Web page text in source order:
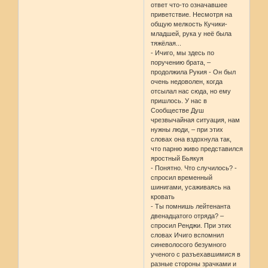
ответ что-то означавшее
приветствие. Несмотря на
общую мелкость Кучики-
младшей, рука у неё была
тяжёлая...
- Ичиго, мы здесь по
поручению брата, –
продолжила Рукия - Он был
очень недоволен, когда
отсылал нас сюда, но ему
пришлось. У нас в
Сообществе Душ
чрезвычайная ситуация, нам
нужны люди, – при этих
словах она вздохнула так,
что парню живо представился
яростный Бьякуя
- Понятно. Что случилось? -
спросил временный
шинигами, усаживаясь на
кровать
- Ты помнишь лейтенанта
двенадцатого отряда? –
спросил Ренджи. При этих
словах Ичиго вспомнил
синеволосого безумного
ученого с разъехавшимися в
разные стороны зрачками и